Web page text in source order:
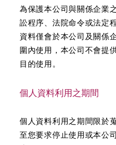
為保護本公司與關係企業
訟程序、法院命令或法定
資料僅會於本公司及關係
圍內使用，本公司不會提
目的使用。
個人資料利用之期間
個人資料利用之期間限於
至您要求停止使用或本公